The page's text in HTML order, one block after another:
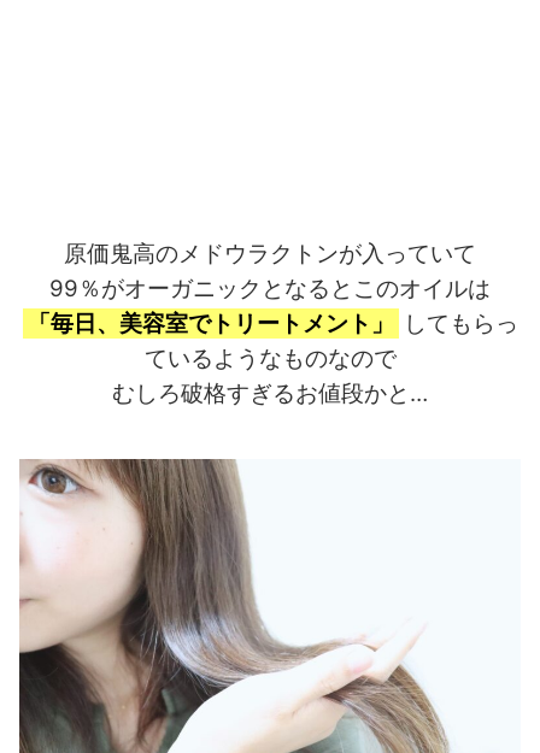
原価鬼高のメドウラクトンが入っていて
99％がオーガニックとなるとこのオイルは
「毎日、美容室でトリートメント」
してもらっ
ているようなものなので
むしろ破格すぎるお値段かと…